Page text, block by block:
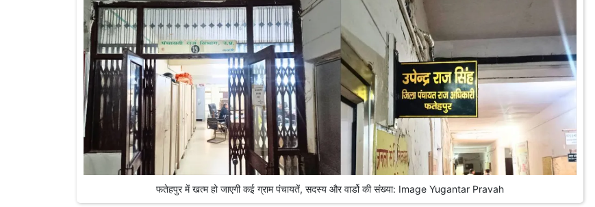
फतेहपुर में खत्म हो जाएगी कई ग्राम पंचायतें, सदस्य और वार्डो की संख्या: Image Yugantar Pravah